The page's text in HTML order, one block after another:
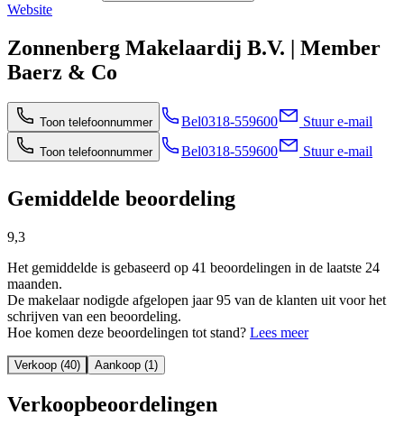
Website
Zonnenberg Makelaardij B.V. | Member
Baerz & Co
Toon telefoonnummer Bel0318-559600 Stuur e-mail
Toon telefoonnummer Bel0318-559600 Stuur e-mail
Gemiddelde beoordeling
9,3
Het gemiddelde is gebaseerd op 41 beoordelingen in de laatste 24
maanden.
De makelaar nodigde afgelopen jaar 95 van de klanten uit voor het
schrijven van een beoordeling.
Hoe komen deze beoordelingen tot stand? Lees meer
Verkoop (40) Aankoop (1)
Verkoopbeoordelingen